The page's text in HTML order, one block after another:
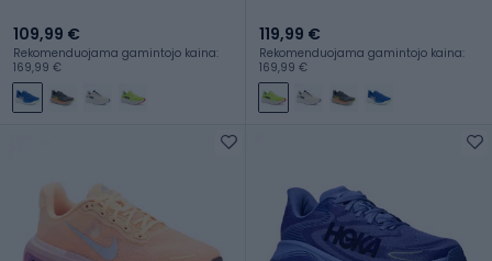
109,99 €
Rekomenduojama gamintojo kaina:
169,99 €
119,99 €
Rekomenduojama gamintojo kaina:
169,99 €